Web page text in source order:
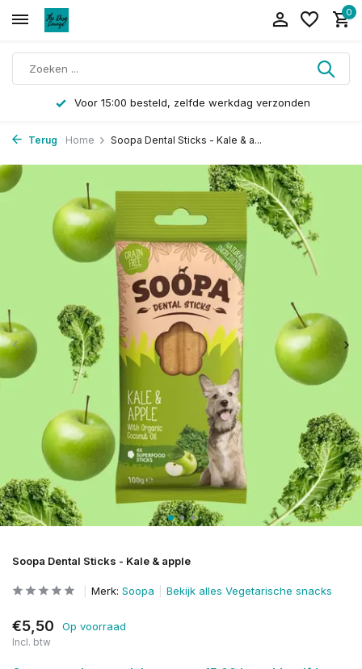
0
Voor 15:00 besteld, zelfde werkdag verzonden
Terug Home Soopa Dental Sticks - Kale & a...
Soopa Dental Sticks - Kale & apple
Merk: Soopa Bekijk alles Vegetarische snacks
€5,50 Op voorraad
Incl. btw